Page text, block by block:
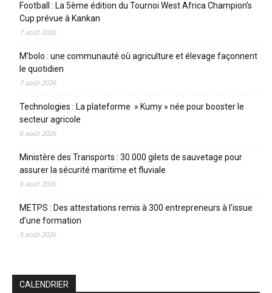
Football : La 5ème édition du Tournoi West Africa Champion’s
Cup prévue à Kankan
7 août 2026
M’bolo : une communauté où agriculture et élevage façonnent
le quotidien
7 août 2026
Technologies : La plateforme » Kumy » née pour booster le
secteur agricole
6 août 2026
Ministère des Transports : 30.000 gilets de sauvetage pour
assurer la sécurité maritime et fluviale
6 août 2026
METPS : Des attestations remis à 300 entrepreneurs à l’issue
d’une formation
5 août 2026
CALENDRIER